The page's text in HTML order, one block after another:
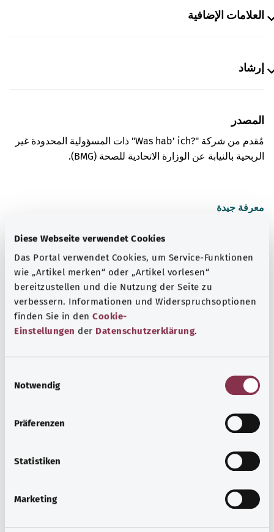
Diese Webseite verwendet Cookies
Das Portal verwendet Cookies, um Service-Funktionen
wie „Artikel merken“ oder „Artikel vorlesen“
bereitzustellen und die Nutzung der Seite zu
verbessern. Informationen und Widerspruchsoptionen
finden Sie in den Cookie-
Einstellungen der Datenschutzerklärung.
Notwendig
Präferenzen
Statistiken
Marketing
العلامات الإضافية
إرشاد
المصدر
مُقدم من شركة "Was hab’ ich?‎" ذات المسؤولية المحدودة غير
الربحية بالنيابة عن الوزارة الاتحادية للصحة (BMG).
معرفة جيدة
عدم انتظام ضربات القلب
السن والمصابين بأمراض القلب الأخرى. ولا يستلزم الأمر دائمًا
الحصول على علاج.
معرفة المزيد